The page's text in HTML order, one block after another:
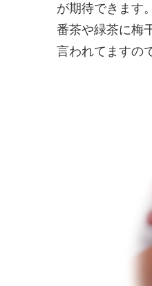
が期待できます。
番茶や緑茶に梅
言われてますの